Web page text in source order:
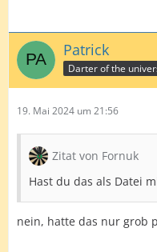
Patrick
Darter of the
19. Mai 2024 um 21:56
Zitat von Fornuk
Hast du das als Datei
nein, hatte das nur grob